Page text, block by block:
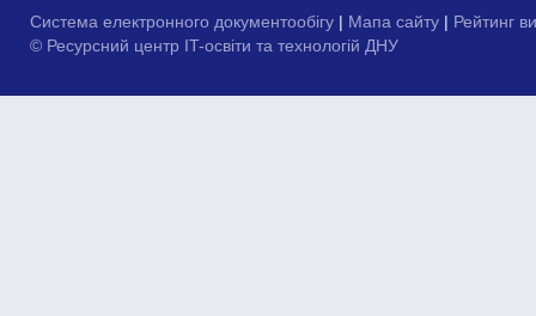
Система електронного документообігу | Мапа сайту | Рейтинг
© Ресурсний центр IT-освіти та технологій ДНУ